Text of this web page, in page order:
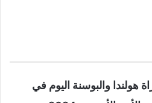
هولندا والبوسنة اليوم في